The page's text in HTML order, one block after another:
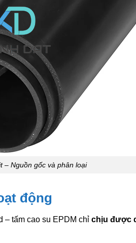
– Nguồn gốc và phân loại
động
– tấm cao su EPDM chỉ chịu được